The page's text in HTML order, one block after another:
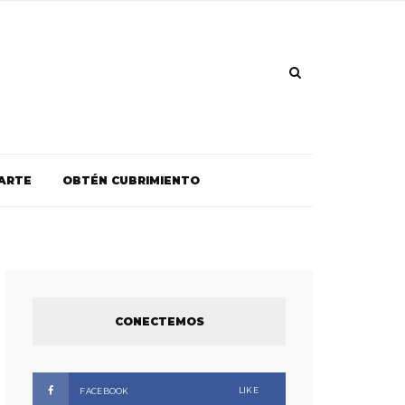
OBTÉN CUBRIMIENTO
CONECTEMOS
FACEBOOK LIKE